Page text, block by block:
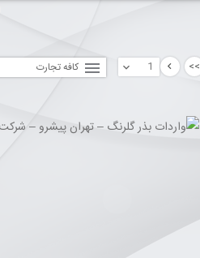
کافه تجارت >>